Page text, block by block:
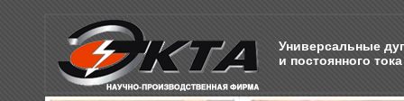
Универсальные
и постоянного тока